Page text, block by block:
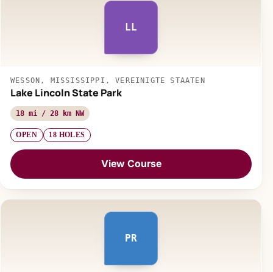
LL
WESSON, MISSISSIPPI, VEREINIGTE STAATEN
Lake Lincoln State Park
18 mi / 28 km NW
OPEN 18 HOLES
View Course
PR